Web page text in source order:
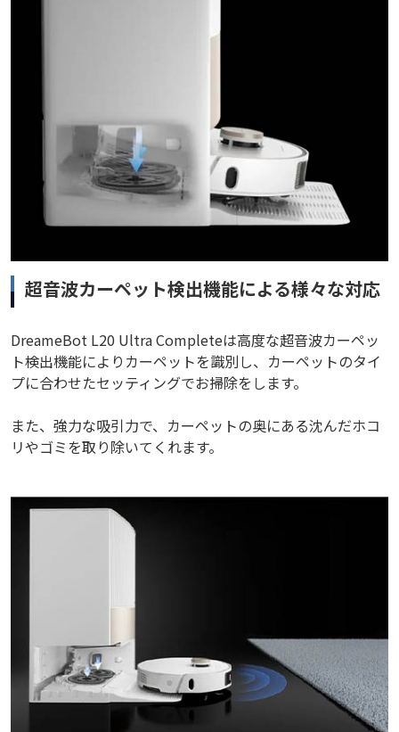
超音波カーペット検出機能による様々な対応
DreameBot L20 Ultra Completeは高度な超音波カーペッ
ト検出機能によりカーペットを識別し、カーペットのタイ
プに合わせたセッティングでお掃除をします。
また、強力な吸引力で、カーペットの奥にある沈んだホコ
リやゴミを取り除いてくれます。